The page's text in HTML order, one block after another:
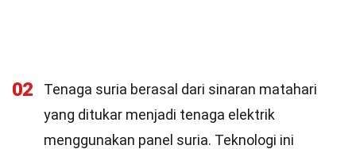
02
Tenaga suria berasal dari sinaran matahari
yang ditukar menjadi tenaga elektrik
menggunakan panel suria. Teknologi ini